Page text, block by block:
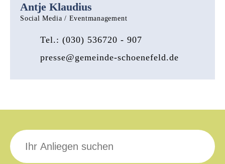
Antje Klaudius
Social Media / Eventmanagement
Tel.: (030) 536720 - 907
presse@gemeinde-schoenefeld.de
Suche
nach: